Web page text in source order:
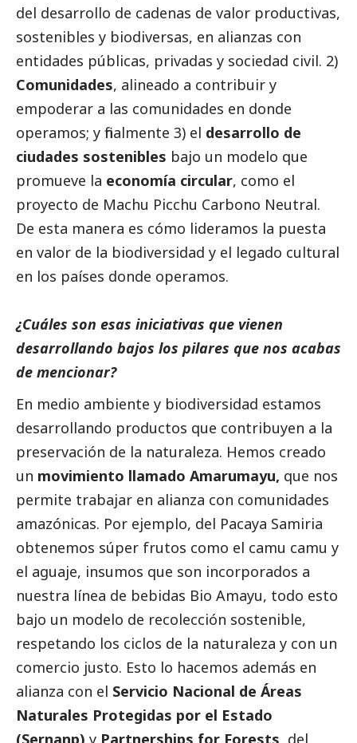
del desarrollo de cadenas de valor productivas,
sostenibles y biodiversas, en alianzas con
entidades públicas, privadas y sociedad civil. 2)
Comunidades, alineado a contribuir y
empoderar a las comunidades en donde
operamos; y finalmente 3) el desarrollo de
ciudades sostenibles bajo un modelo que
promueve la economía circular, como el
proyecto de Machu Picchu Carbono Neutral.
De esta manera es cómo lideramos la puesta
en valor de la biodiversidad y el legado cultural
en los países donde operamos.
¿Cuáles son esas iniciativas que vienen
desarrollando bajos los pilares que nos acabas
de mencionar?
En medio ambiente y biodiversidad estamos
desarrollando productos que contribuyen a la
preservación de la naturaleza. Hemos creado
un movimiento llamado Amarumayu, que nos
permite trabajar en alianza con comunidades
amazónicas. Por ejemplo, del Pacaya Samiria
obtenemos súper frutos como el camu camu y
el aguaje, insumos que son incorporados a
nuestra línea de bebidas Bio Amayu, todo esto
bajo un modelo de recolección sostenible,
respetando los ciclos de la naturaleza y con un
comercio justo. Esto lo hacemos además en
alianza con el Servicio Nacional de Áreas
Naturales Protegidas por el Estado